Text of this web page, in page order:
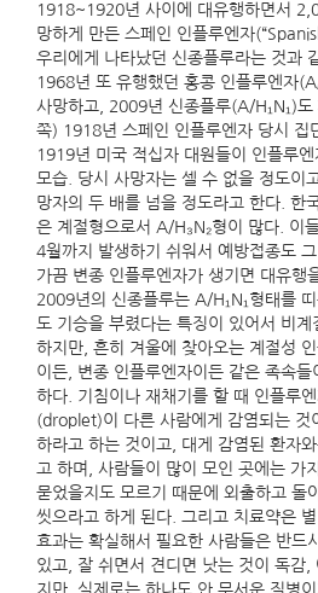
1918~1920년 사이에 대유행하면서
망하게 만든 스페인 인플루엔자
우리에게 나타났던 신종플루라는 것과
1968년 또 유행했던 홍콩 인플루엔자
사망하고, 2009년 신종플루(A/H₁N₁)
쪽) 1918년 스페인 인플루엔자 당시 집
1919년 미국 적십자 대원들이 인플루
모습. 당시 사망자는 셀 수 없을 정도이
망자의 두 배를 넘을 정도라고 한다. 한
은 계절형으로서 A/H₃N₂형이 많다. 이
4월까지 발생하기 쉬워서 예방접종도
가끔 변종 인플루엔자가 생기면 대유행
2009년의 신종플루는 A/H₁N₁형태를
도 기승을 부렸다는 특징이 있어서 비계
하지만, 흔히 겨울에 찾아오는 계절성
이든, 변종 인플루엔자이든 같은 족속
하다. 기침이나 재채기를 할 때 인플루
(droplet)이 다른 사람에게 감염되는 것
하라고 하는 것이고, 대게 감염된 환자
고 하며, 사람들이 많이 모인 곳에는 가
묻었을지도 모르기 때문에 외출하고 돌
씻으라고 하게 된다. 그리고 치료약은
효과는 확실해서 필요한 사람들은 반드
있고, 잘 쉬면서 견디면 낫는 것이 독감,
지만, 실제로는 하나도 안 무서운 질병